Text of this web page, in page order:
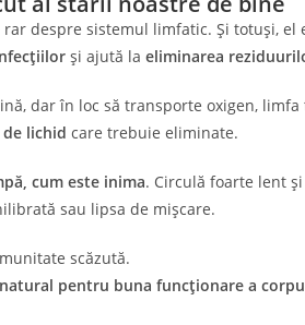
despre sistemul limfatic. Și totuși, el
și ajută la eliminarea
dar în loc să transporte oxigen,
lichid care trebuie eliminate.
cum este inima. Circulă foarte lent
sau lipsa de mișcare.
scăzută.
pentru buna funcționare a